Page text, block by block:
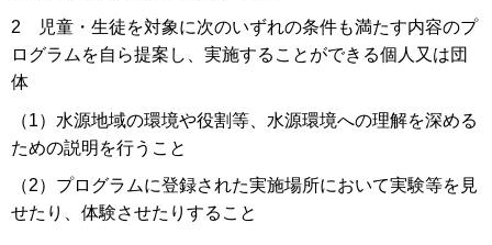
2 児童・生徒を対象に次のいずれの条件も満たす内容のプ
ログラムを自ら提案し、実施することができる個人又は団
体
（1）水源地域の環境や役割等、水源環境への理解を深める
ための説明を行うこと
（2）プログラムに登録された実施場所において実験等を見
せたり、体験させたりすること